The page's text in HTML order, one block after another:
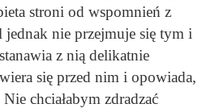
stroni od wspomnień z
nie przejmuje się tym i
z nią delikatnie
się przed nim i opowiada,
chciałabym zdradzać